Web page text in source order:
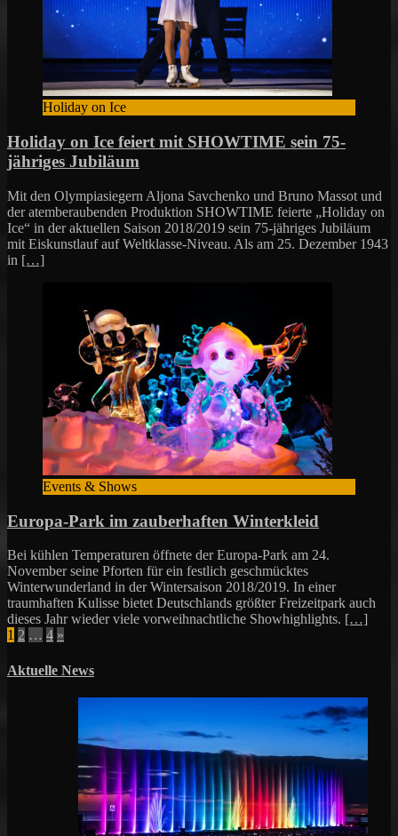
Holiday on Ice
Holiday on Ice feiert mit SHOWTIME sein 75-
jähriges Jubiläum
Mit den Olympiasiegern Aljona Savchenko und Bruno Massot und
der atemberaubenden Produktion SHOWTIME feierte „Holiday on
Ice“ in der aktuellen Saison 2018/2019 sein 75-jähriges Jubiläum
mit Eiskunstlauf auf Weltklasse-Niveau. Als am 25. Dezember 1943
in […]
Events & Shows
Europa-Park im zauberhaften Winterkleid
Bei kühlen Temperaturen öffnete der Europa-Park am 24.
November seine Pforten für ein festlich geschmücktes
Winterwunderland in der Wintersaison 2018/2019. In einer
traumhaften Kulisse bietet Deutschlands größter Freizeitpark auch
dieses Jahr wieder viele vorweihnachtliche Showhighlights. […]
Seitennummerierung
der
1 2 … 4 »
Aktuelle News